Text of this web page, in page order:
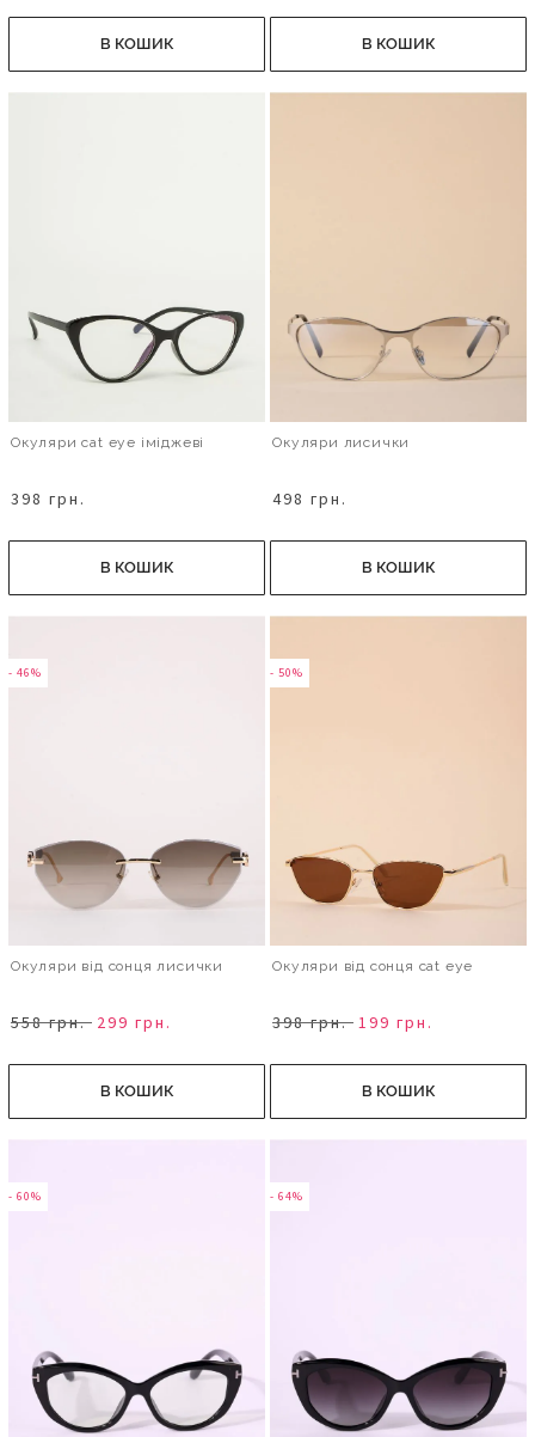
В КОШИК В КОШИК
Окуляри cat eye іміджеві
398 грн.
В КОШИК
Окуляри лисички
498 грн.
В КОШИК
- 46%
Окуляри від сонця лисички
558 грн. 299 грн.
В КОШИК
- 50%
Окуляри від сонця cat eye
398 грн. 199 грн.
В КОШИК
- 60% - 64%